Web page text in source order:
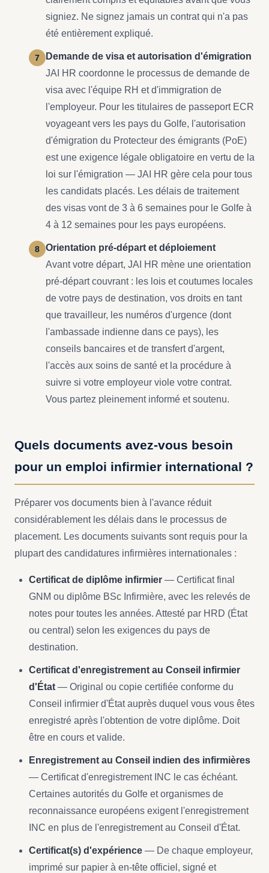
signiez. Ne signez jamais un contrat qui n'a pas
été entièrement expliqué.
Demande de visa et autorisation d'émigration
JAI HR coordonne le processus de demande de
visa avec l'équipe RH et d'immigration de
l'employeur. Pour les titulaires de passeport ECR
voyageant vers les pays du Golfe, l'autorisation
d'émigration du Protecteur des émigrants (PoE)
est une exigence légale obligatoire en vertu de la
loi sur l'émigration — JAI HR gère cela pour tous
les candidats placés. Les délais de traitement
des visas vont de 3 à 6 semaines pour le Golfe à
4 à 12 semaines pour les pays européens.
Orientation pré-départ et déploiement
Avant votre départ, JAI HR mène une orientation
pré-départ couvrant : les lois et coutumes locales
de votre pays de destination, vos droits en tant
que travailleur, les numéros d'urgence (dont
l'ambassade indienne dans ce pays), les
conseils bancaires et de transfert d'argent,
l'accès aux soins de santé et la procédure à
suivre si votre employeur viole votre contrat.
Vous partez pleinement informé et soutenu.
Quels documents avez-vous besoin
pour un emploi infirmier international ?
Préparer vos documents bien à l'avance réduit
considérablement les délais dans le processus de
placement. Les documents suivants sont requis pour la
plupart des candidatures infirmières internationales :
Certificat de diplôme infirmier — Certificat final
GNM ou diplôme BSc Infirmière, avec les relevés de
notes pour toutes les années. Attesté par HRD (État
ou central) selon les exigences du pays de
destination.
Certificat d'enregistrement au Conseil infirmier
d'État — Original ou copie certifiée conforme du
Conseil infirmier d'État auprès duquel vous vous êtes
enregistré après l'obtention de votre diplôme. Doit
être en cours et valide.
Enregistrement au Conseil indien des infirmières
— Certificat d'enregistrement INC le cas échéant.
Certaines autorités du Golfe et organismes de
reconnaissance européens exigent l'enregistrement
INC en plus de l'enregistrement au Conseil d'État.
Certificat(s) d'expérience — De chaque employeur,
imprimé sur papier à en-tête officiel, signé et